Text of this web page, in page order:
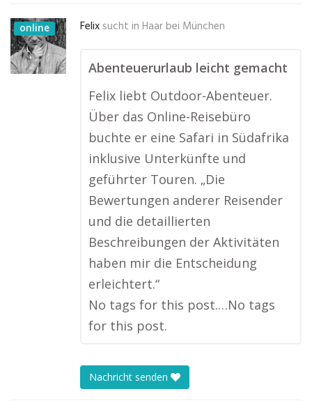
online Felix sucht in Haar bei München
Abenteuerurlaub leicht gemacht
Felix liebt Outdoor-Abenteuer.
Über das Online-Reisebüro
buchte er eine Safari in Südafrika
inklusive Unterkünfte und
geführter Touren. „Die
Bewertungen anderer Reisender
und die detaillierten
Beschreibungen der Aktivitäten
haben mir die Entscheidung
erleichtert.“
No tags for this post.…No tags
for this post.
Nachricht senden